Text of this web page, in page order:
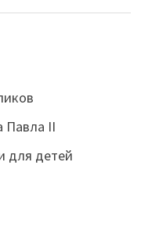
Павла II
для детей